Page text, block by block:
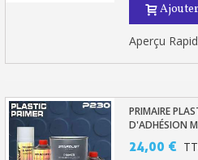
Retour produits
Réduction de 5€ sur la
10€ de bon d'achat pour
Aperçu
PRIMAIRE
D'ADHÉSION
24,00 €